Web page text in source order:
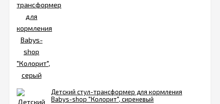
Детский стул-трансформер для кормления
Babys-shop "Колорит", сиреневый